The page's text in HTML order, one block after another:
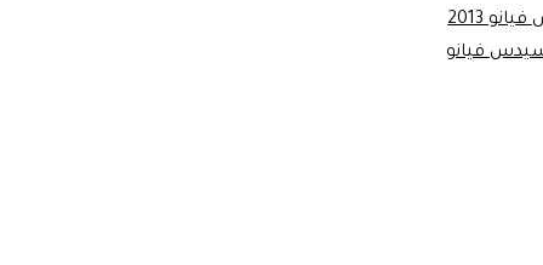
مرسيدس فيانو 2013
فيانو